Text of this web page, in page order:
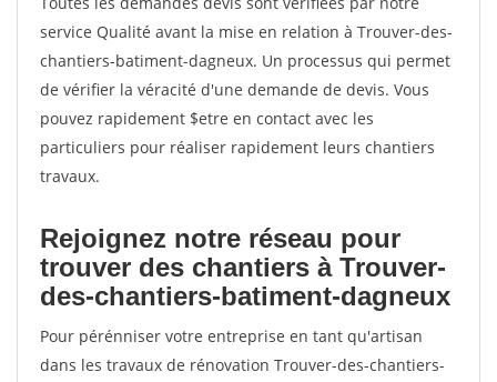
service Qualité avant la mise en relation à Trouver-des-
chantiers-batiment-dagneux. Un processus qui permet
de vérifier la véracité d'une demande de devis. Vous
pouvez rapidement $etre en contact avec les
particuliers pour réaliser rapidement leurs chantiers
travaux.
Rejoignez notre réseau pour
trouver des chantiers à Trouver-
des-chantiers-batiment-dagneux
Pour pérénniser votre entreprise en tant qu'artisan
dans les travaux de rénovation Trouver-des-chantiers-